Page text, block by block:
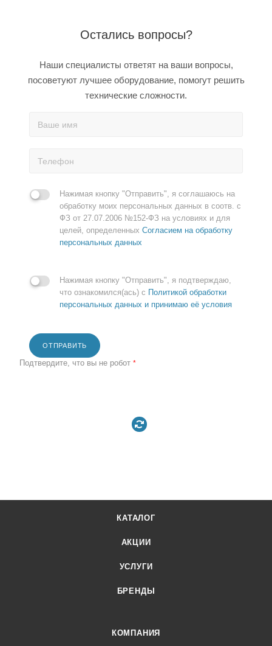
Остались вопросы?
Наши специалисты ответят на ваши вопросы,
посоветуют лучшее оборудование, помогут решить
технические сложности.
Нажимая кнопку "Отправить", я соглашаюсь на
обработку моих персональных данных в соотв. с
ФЗ от 27.07.2006 №152-ФЗ на условиях и для
целей, определенных Согласием на обработку
персональных данных
Нажимая кнопку "Отправить", я подтверждаю,
что ознакомился(ась) с Политикой обработки
персональных данных и принимаю её условия
ОТПРАВИТЬ
Подтвердите, что вы не робот *
КАТАЛОГ
АКЦИИ
УСЛУГИ
БРЕНДЫ
КОМПАНИЯ